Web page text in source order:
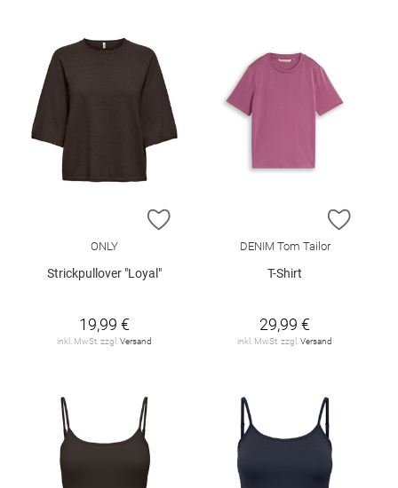
ZUR WUNSCHLISTE HINZUFÜGEN
ONLY
Strickpullover "Loyal"
19,99 €
inkl. MwSt. zzgl. Versand
ZUR
DENIM Tom Tailor
T-Shirt
29,99 €
inkl. MwSt. zzgl. Versand